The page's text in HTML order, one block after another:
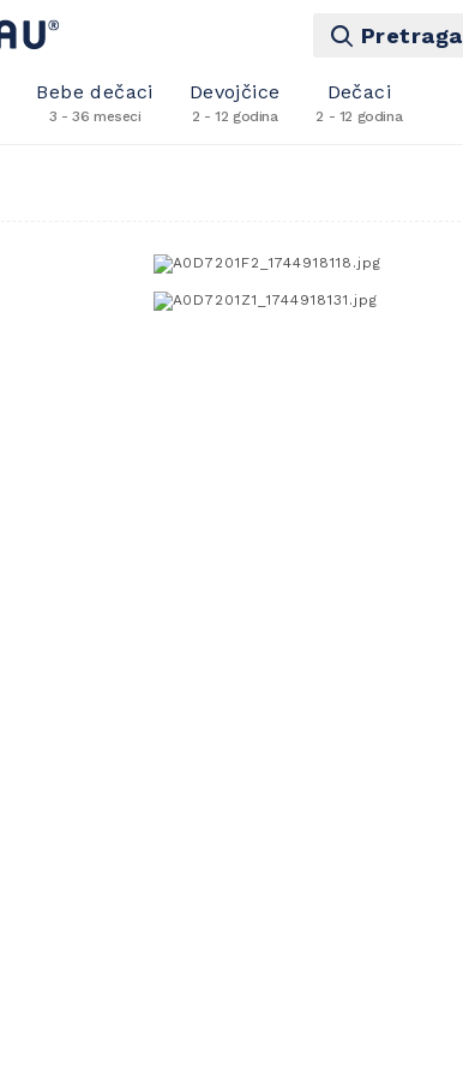
Pretraga
Bebe dečaci
3 - 36 meseci
Devojčice
2 - 12 godina
Dečaci
2 - 12 godina